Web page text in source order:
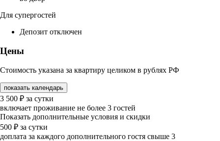
Для супергостей
Депозит отключен
Цены
Стоимость указана за квартиру целиком в рублях РФ
показать календарь
3 500 ₽ за сутки
включает проживание не более 3 гостей
Показать дополнительные условия и скидки
500 ₽ за сутки
доплата за каждого дополнительного гостя свыше 3